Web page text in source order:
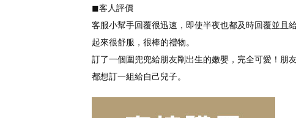
◼︎客人評價
客服小幫手回覆很迅速，即使半夜也都及時回覆並且
起來很舒服，很棒的禮物。
訂了一個圍兜兜給朋友剛出生的嫩嬰，完全可愛！朋
都想訂一組給自己兒子。